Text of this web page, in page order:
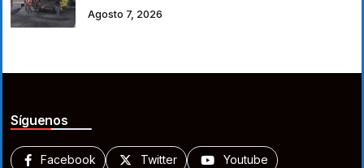
Agosto 7, 2026
Síguenos
Facebook Twitter Youtube